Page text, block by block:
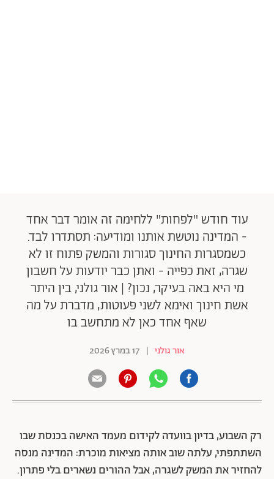
עוד חודש "לפחות" ללחימה זה אומר דבר אחד
- המדינה נוטשת אותנו ומודיעה: תסתדרו לבד.
כשמסגרות החינוך סגורות והמשק פתוח זו לא
שגרה, זאת כפייה - ואתן כבר יודעות על חשבון
מי היא באה בעיקר, נכון? | אור גולני, בין היתר
אשת חינוך ואימא לשני פעוטות, מדברת על מה
שאף אחד כאן לא מתחשב בו
אור גולני | 17 במרץ 2026
רק השבוע, בדיון בוועדה לקידום מעמד האישה בכנסת שבו
השתתפתי, עלתה שוב אותה מציאות מוכרת: המדינה מנסה
להחזיר את המשק לשגרה, אבל ההורים נשארים בלי פתרון.